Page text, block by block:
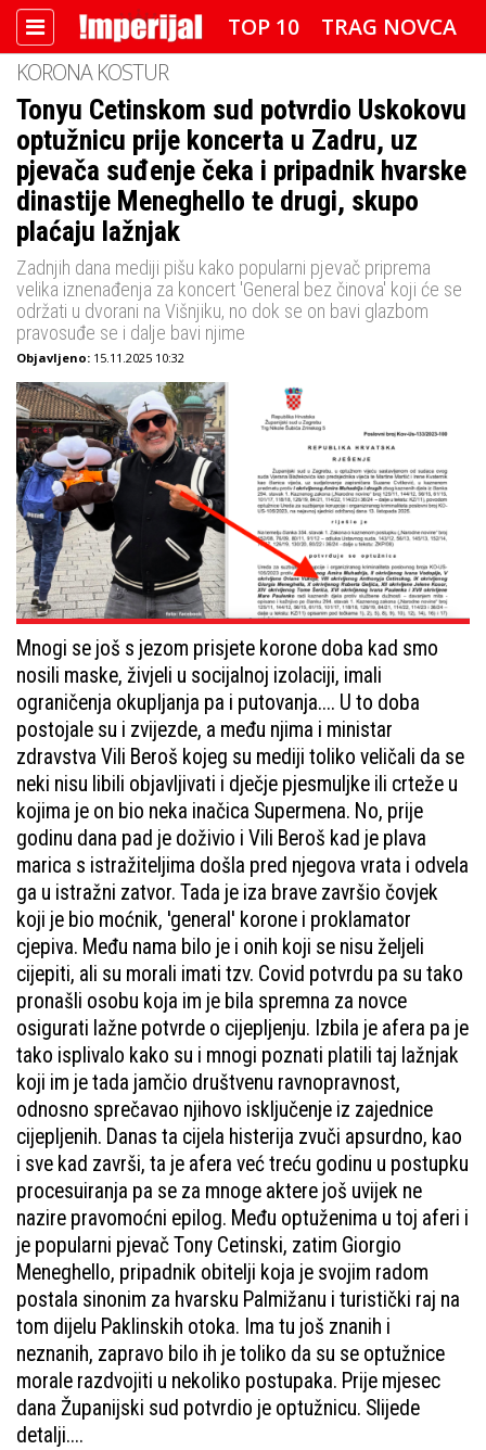
TOP 10
TRAG NOVCA
DETEKTOR
FOTO SPECIJAL
IMPERIJAL VIDEO
RADAR
IMPERIJAL & FREETIME
IMPERIJALOVE POZNATE FACE
KORONA KOSTUR
Tonyu Cetinskom sud potvrdio Uskokovu
optužnicu prije koncerta u Zadru, uz
pjevača suđenje čeka i pripadnik hvarske
dinastije Meneghello te drugi, skupo
plaćaju lažnjak
Zadnjih dana mediji pišu kako popularni pjevač priprema
velika iznenađenja za koncert 'General bez činova' koji će se
održati u dvorani na Višnjiku, no dok se on bavi glazbom
pravosuđe se i dalje bavi njime
Objavljeno: 15.11.2025 10:32
Mnogi se još s jezom prisjete korone doba kad smo
nosili maske, živjeli u socijalnoj izolaciji, imali
ograničenja okupljanja pa i putovanja.... U to doba
postojale su i zvijezde, a među njima i ministar
zdravstva Vili Beroš kojeg su mediji toliko veličali da se
neki nisu libili objavljivati i dječje pjesmuljke ili crteže u
kojima je on bio neka inačica Supermena. No, prije
godinu dana pad je doživio i Vili Beroš kad je plava
marica s istražiteljima došla pred njegova vrata i odvela
ga u istražni zatvor. Tada je iza brave završio čovjek
koji je bio moćnik, 'general' korone i proklamator
cjepiva. Među nama bilo je i onih koji se nisu željeli
cijepiti, ali su morali imati tzv. Covid potvrdu pa su tako
pronašli osobu koja im je bila spremna za novce
osigurati lažne potvrde o cijepljenju. Izbila je afera pa je
tako isplivalo kako su i mnogi poznati platili taj lažnjak
koji im je tada jamčio društvenu ravnopravnost,
odnosno sprečavao njihovo isključenje iz zajednice
cijepljenih. Danas ta cijela histerija zvuči apsurdno, kao
i sve kad završi, ta je afera već treću godinu u postupku
procesuiranja pa se za mnoge aktere još uvijek ne
nazire pravomoćni epilog. Među optuženima u toj aferi i
je popularni pjevač Tony Cetinski, zatim Giorgio
Meneghello, pripadnik obitelji koja je svojim radom
postala sinonim za hvarsku Palmižanu i turistički raj na
tom dijelu Paklinskih otoka. Ima tu još znanih i
neznanih, zapravo bilo ih je toliko da su se optužnice
morale razdvojiti u nekoliko postupaka. Prije mjesec
dana Županijski sud potvrdio je optužnicu. Slijede
detalji....